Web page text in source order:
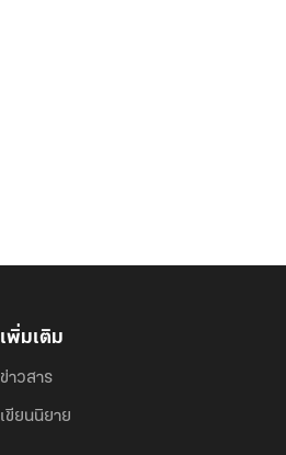
เพิ่มเติม
ข่าวสาร
เขียนนิยาย